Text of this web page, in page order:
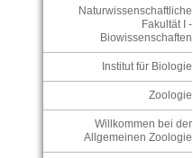
Naturwissenschaftliche
Fakultät I -
Biowissenschaften
Institut für Biologie
Zoologie
Willkommen bei der
Allgemeinen Zoologie